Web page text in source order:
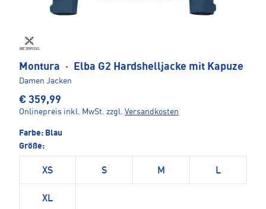
Montura · Elba G2 Hardshelljacke mit Kapuze
Damen Jacken
€ 359,99
Onlinepreis inkl. MwSt. zzgl. Versandkosten
Farbe: Blau
Größe:
XS S M L
XL